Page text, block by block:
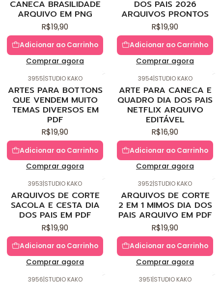
CANECA BRASILIDADE
ARQUIVO EM PNG
R$19,90
Adicionar ao Carrinho
Comprar agora
DOS PAIS 2026
ARQUIVOS PRONTOS
R$19,90
Adicionar ao Carrinho
Comprar agora
3955|STUDIO KAKO
ARTES PARA BOTTONS
QUE VENDEM MUITO
TEMAS DIVERSOS EM
PDF
R$19,90
Adicionar ao Carrinho
Comprar agora
3954|STUDIO KAKO
ARTE PARA CANECA E
QUADRO DIA DOS PAIS
NETFLIX ARQUIVO
EDITÁVEL
R$16,90
Adicionar ao Carrinho
Comprar agora
3953|STUDIO KAKO
ARQUIVOS DE CORTE
SACOLA E CESTA DIA
DOS PAIS EM PDF
R$19,90
Adicionar ao Carrinho
Comprar agora
3952|STUDIO KAKO
ARQUIVOS DE CORTE
2 EM 1 MIMOS DIA DOS
PAIS ARQUIVO EM PDF
R$19,90
Adicionar ao Carrinho
Comprar agora
3956|STUDIO KAKO 3951|STUDIO KAKO